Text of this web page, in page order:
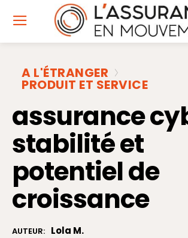
A L'ÉTRANGER
PRODUIT ET SERVICE
assurance
stabilité et
potentiel de
croissance
AUTEUR: Lola M.